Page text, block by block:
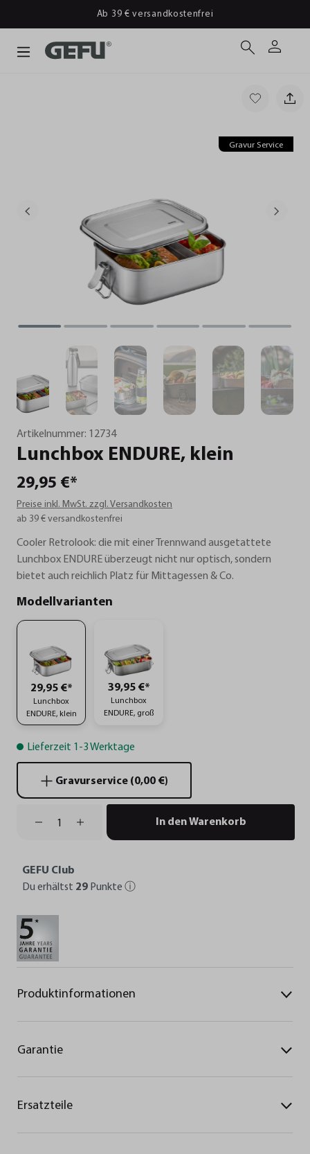
Ab 39 € versandkostenfrei
Gravur Service
Artikelnummer: 12734
Lunchbox ENDURE, klein
29,95 €*
Preise inkl. MwSt. zzgl. Versandkosten
ab 39 € versandkostenfrei
Cooler Retrolook: die mit einer Trennwand ausgetattete
Lunchbox ENDURE überzeugt nicht nur optisch, sondern
bietet auch reichlich Platz für Mittagessen & Co.
Modellvarianten
29,95 €*
Lunchbox
ENDURE, klein
39,95 €*
Lunchbox
ENDURE, groß
Lieferzeit 1-3 Werktage
Gravurservice (0,00 €)
In den Warenkorb
GEFU Club
Du erhältst 29 Punkte ⓘ
Produktinformationen
Garantie
Ersatzteile